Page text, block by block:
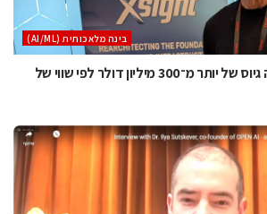
בינה מלאכותית (AI/ML)
אקסייט לאבס השלימה גיוס של יותר מ־300 מיליון דולר לפי שווי של